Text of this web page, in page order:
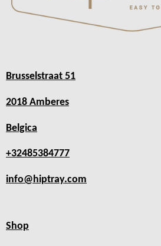
Brusselstraat 51
2018 Amberes
Belgica
+32485384777
info@hiptray.com
Shop